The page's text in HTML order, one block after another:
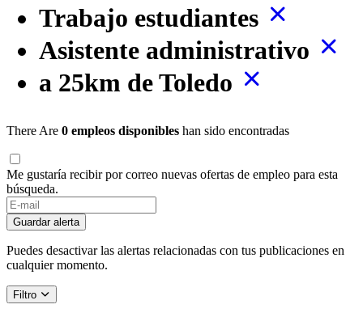
Trabajo estudiantes
Asistente administrativo
a 25km de Toledo
There Are 0 empleos disponibles han sido encontradas
Me gustaría recibir por correo nuevas ofertas de empleo para esta
búsqueda.
If
you
are
a
human,
ignore
this
field
Guardar alerta
Puedes desactivar las alertas relacionadas con tus publicaciones en
cualquier momento.
Filtro